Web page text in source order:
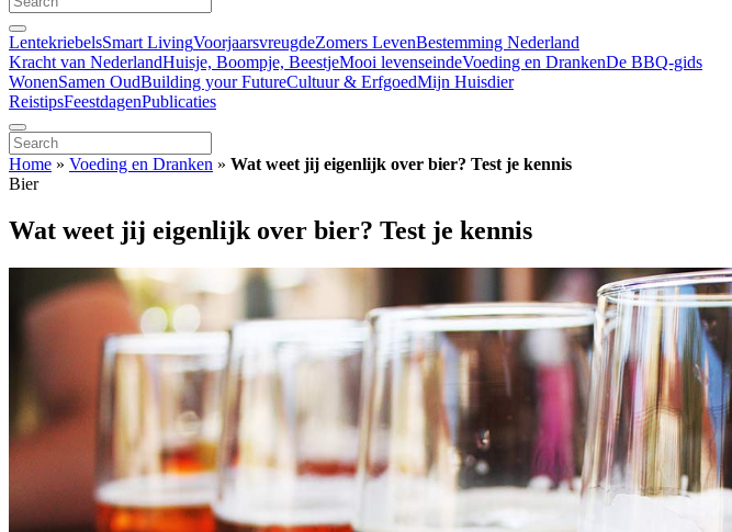
LentekriebelsSmart LivingVoorjaarsvreugdeZomers LevenBestemming Nederland
Kracht van NederlandHuisje, Boompje, BeestjeMooi levenseindeVoeding en DrankenDe BBQ-gids
WonenSamen OudBuilding your FutureCultuur & ErfgoedMijn Huisdier
ReistipsFeestdagenPublicaties
Home » Voeding en Dranken » Wat weet jij eigenlijk over bier? Test je kennis
Bier
Wat weet jij eigenlijk over bier? Test je kennis